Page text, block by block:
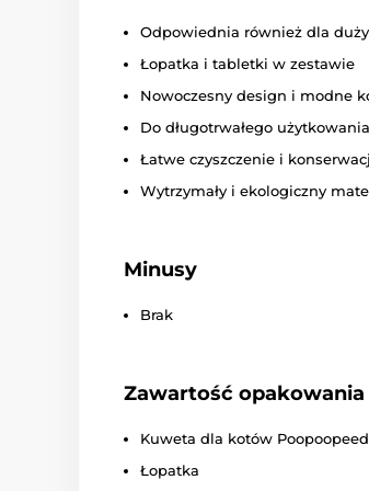
Odpowiednia również dla
Łopatka i tabletki w zestawie
Nowoczesny design i modne
Do długotrwałego użytkowania
Łatwe czyszczenie i
Wytrzymały i ekologiczny
Minusy
Brak
Zawartość opakowania
Kuweta dla kotów
Łopatka